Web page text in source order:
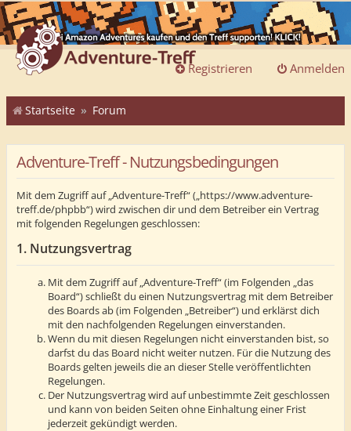
Anmelden
Registrieren
Startseite Forum
Adventure-Treff - Nutzungsbedingungen
Mit dem Zugriff auf „Adventure-Treff“ („https://www.adventure-
treff.de/phpbb“) wird zwischen dir und dem Betreiber ein Vertrag
mit folgenden Regelungen geschlossen:
1. Nutzungsvertrag
Mit dem Zugriff auf „Adventure-Treff“ (im Folgenden „das
Board“) schließt du einen Nutzungsvertrag mit dem Betreiber
des Boards ab (im Folgenden „Betreiber“) und erklärst dich
mit den nachfolgenden Regelungen einverstanden.
Wenn du mit diesen Regelungen nicht einverstanden bist, so
darfst du das Board nicht weiter nutzen. Für die Nutzung des
Boards gelten jeweils die an dieser Stelle veröffentlichten
Regelungen.
Der Nutzungsvertrag wird auf unbestimmte Zeit geschlossen
und kann von beiden Seiten ohne Einhaltung einer Frist
jederzeit gekündigt werden.